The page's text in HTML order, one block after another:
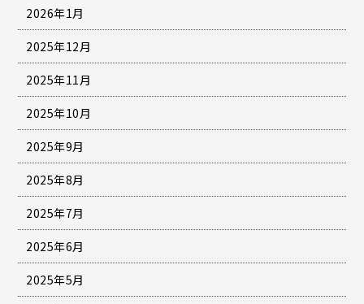
2026年1月
2025年12月
2025年11月
2025年10月
2025年9月
2025年8月
2025年7月
2025年6月
2025年5月